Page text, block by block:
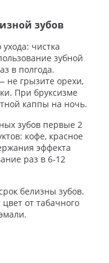
зубов
чистка
зубной
в полгода.
не грызите орехи,
При бруксизме
каппы на ночь.
зубов первые 2
кофе, красное
эффекта
раз в 6-12
белизны зубов.
от табачного